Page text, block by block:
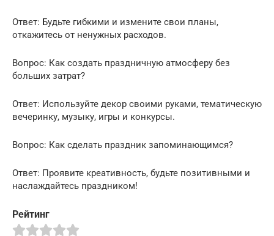
Ответ: Будьте гибкими и измените свои планы,
откажитесь от ненужных расходов.
Вопрос: Как создать праздничную атмосферу без
больших затрат?
Ответ: Используйте декор своими руками, тематическую
вечеринку, музыку, игры и конкурсы.
Вопрос: Как сделать праздник запоминающимся?
Ответ: Проявите креативность, будьте позитивными и
наслаждайтесь праздником!
Рейтинг